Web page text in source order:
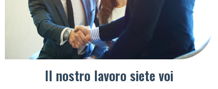
Il nostro lavoro siete voi